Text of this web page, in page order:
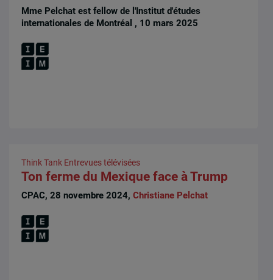
Mme Pelchat est fellow de l'Institut d'études
internationales de Montréal , 10 mars 2025
Think Tank Entrevues télévisées
Ton ferme du Mexique face à Trump
CPAC, 28 novembre 2024,Christiane Pelchat